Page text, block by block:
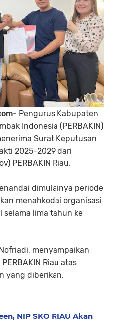
Pengurus Kabupaten
Indonesia (PERBAKIN)
Surat Keputusan
2025–2029 dari
PERBAKIN Riau.
dimulainya periode
menahkodai organisasi
selama lima tahun ke
menyampaikan
Riau atas
yang diberikan.
NIP SKO RIAU Akan